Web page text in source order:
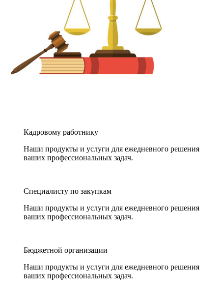
Кадровому работнику
Наши продукты и услуги для ежедневного решения
ваших профессиональных задач.
Специалисту по закупкам
Наши продукты и услуги для ежедневного решения
ваших профессиональных задач.
Бюджетной организации
Наши продукты и услуги для ежедневного решения
ваших профессиональных задач.